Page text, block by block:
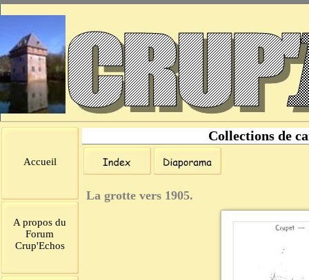
Accueil
A propos du
Forum
Crup'Echos
Collections de
La grotte vers 1905.